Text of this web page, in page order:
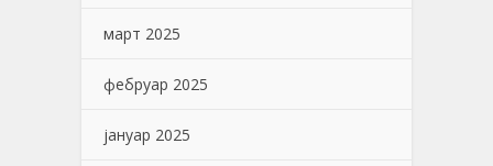
март 2025
фебруар 2025
јануар 2025